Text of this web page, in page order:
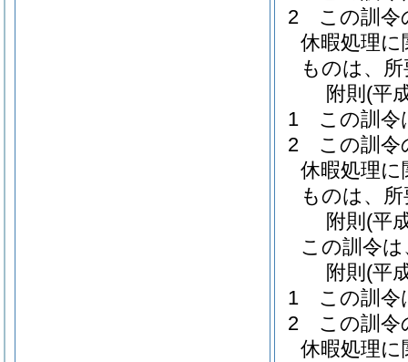
2
この訓令
休暇処理
ものは、
附則 (平
1
この訓令
2
この訓令
休暇処理
ものは、
附則 (平
この訓令
附則 (平
1
この訓令
2
この訓令
休暇処理